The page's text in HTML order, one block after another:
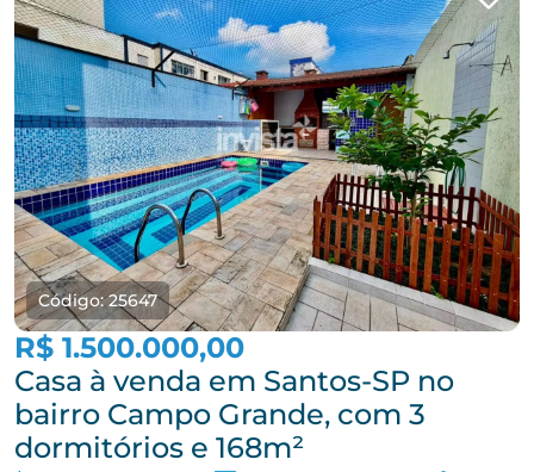
Código: 25647
R$ 1.500.000,00
Casa à venda em Santos-SP no
bairro Campo Grande, com 3
dormitórios e 168m²